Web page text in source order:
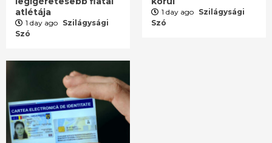
atlétája
1 day ago Szilágysági
Szó
1 day ago Szilágysági
Szó